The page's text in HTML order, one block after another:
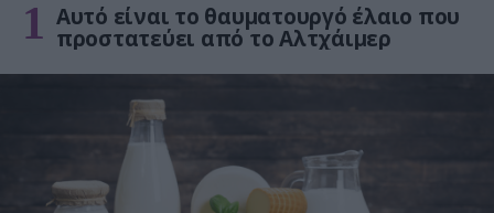
1 Αυτό είναι το θαυματουργό έλαιο που
προστατεύει από το Αλτχάιμερ